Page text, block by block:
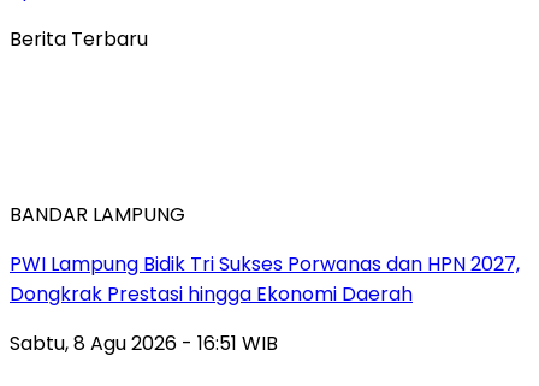
Berita Terbaru
BANDAR LAMPUNG
PWI Lampung Bidik Tri Sukses Porwanas dan HPN 2027,
Dongkrak Prestasi hingga Ekonomi Daerah
Sabtu, 8 Agu 2026 - 16:51 WIB